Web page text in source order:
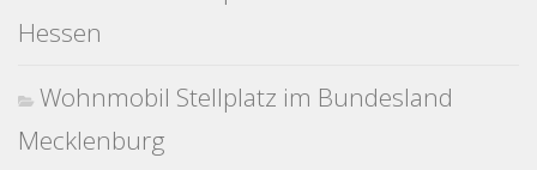
Hessen
Wohnmobil Stellplatz im Bundesland
Mecklenburg